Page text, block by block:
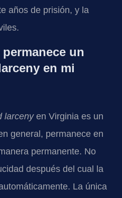
años de prisión, y la
un
en mi
larcenyen Virginia es un
general, permanece en
permanente. No
después del cual la
La única